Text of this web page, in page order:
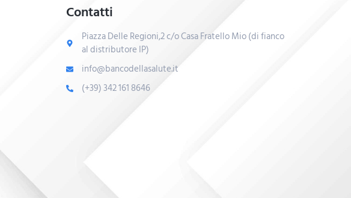
Contatti
Piazza Delle Regioni,2 c/o Casa Fratello Mio (di fianco
al distributore IP)
info@bancodellasalute.it
(+39) 342 161 8646